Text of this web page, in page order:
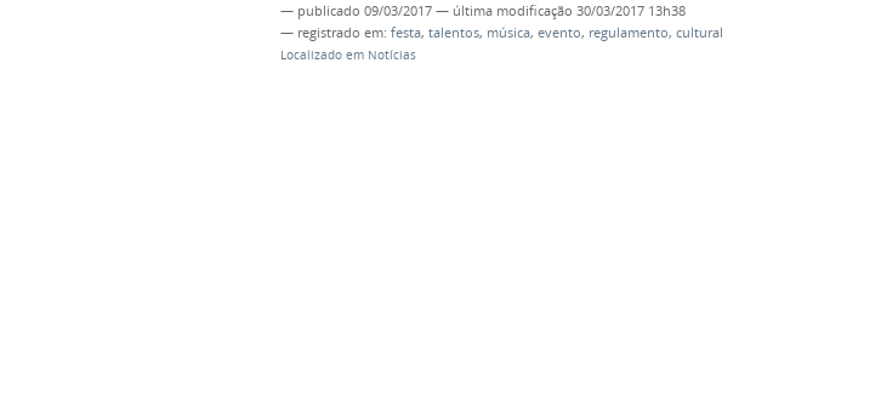
— publicado 09/03/2017 — última modificação 30/03/2017 13h38
— registrado em: festa, talentos, música, evento, regulamento, cultural
Localizado em Notícias